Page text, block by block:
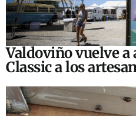
Valdoviño vuelve
Classic a los